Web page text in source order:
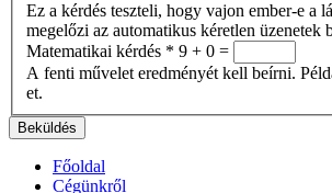
Ez a kérdés teszteli, hogy vajon ember-e a
megelőzi az automatikus kéretlen üzenetek
Matematikai kérdés * 9 + 0 =
A fenti művelet eredményét kell beírni.
et.
Főoldal
Cégünkről